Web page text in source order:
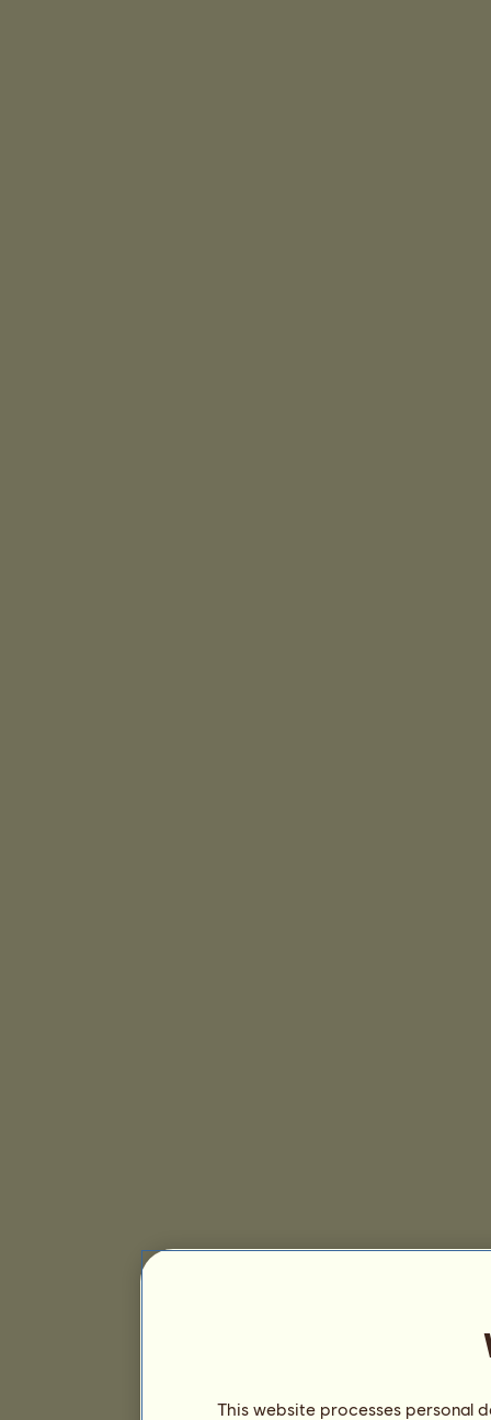
This website processes personal